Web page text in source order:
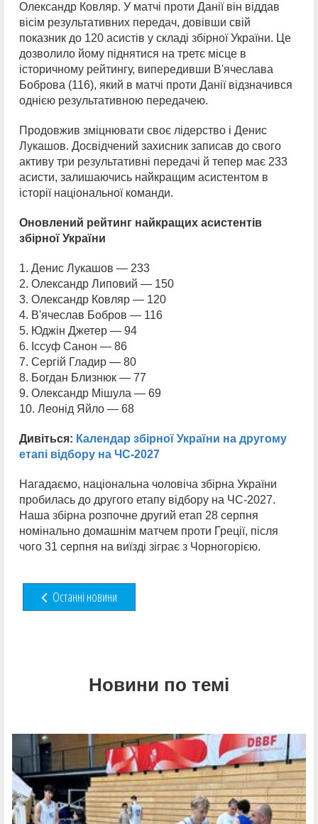
Олександр Ковляр. У матчі проти Данії він віддав
вісім результативних передач, довівши свій
показник до 120 асистів у складі збірної України. Це
дозволило йому піднятися на третє місце в
історичному рейтингу, випередивши В'ячеслава
Боброва (116), який в матчі проти Данії відзначився
однією результативною передачею.
Продовжив зміцнювати своє лідерство і Денис
Лукашов. Досвідчений захисник записав до свого
активу три результативні передачі й тепер має 233
асисти, залишаючись найкращим асистентом в
історії національної команди.
Оновлений рейтинг найкращих асистентів
збірної України
1. Денис Лукашов — 233
2. Олександр Липовий — 150
3. Олександр Ковляр — 120
4. В'ячеслав Бобров — 116
5. Юджін Джетер — 94
6. Іссуф Санон — 86
7. Сергій Гладир — 80
8. Богдан Близнюк — 77
9. Олександр Мішула — 69
10. Леонід Яйло — 68
Дивіться: Календар збірної України на другому
етапі відбору на ЧС-2027
Нагадаємо, національна чоловіча збірна України
пробилась до другого етапу відбору на ЧС-2027.
Наша збірна розпочне другий етап 28 серпня
номінально домашнім матчем проти Греції, після
чого 31 серпня на виїзді зіграє з Чорногорією.
Останні новини
Новини по темі